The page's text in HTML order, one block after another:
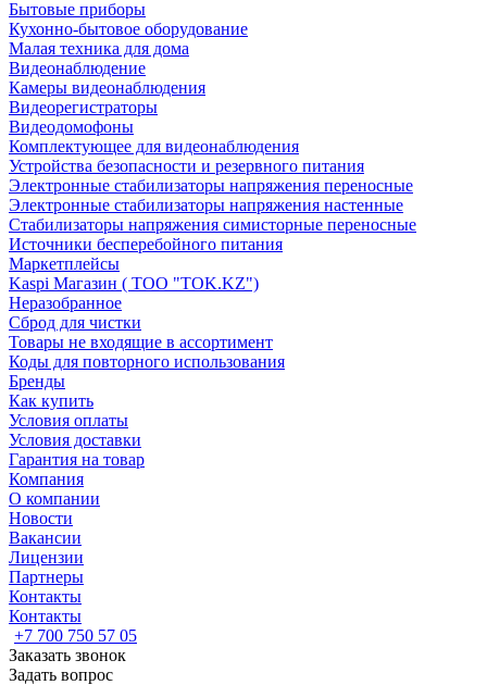
Бытовые приборы
Кухонно-бытовое оборудование
Малая техника для дома
Видеонаблюдение
Камеры видеонаблюдения
Видеорегистраторы
Видеодомофоны
Комплектующее для видеонаблюдения
Устройства безопасности и резервного питания
Электронные стабилизаторы напряжения переносные
Электронные стабилизаторы напряжения настенные
Стабилизаторы напряжения симисторные переносные
Источники бесперебойного питания
Маркетплейсы
Kaspi Магазин ( ТОО "TOK.KZ")
Неразобранное
Сброд для чистки
Товары не входящие в ассортимент
Коды для повторного использования
Бренды
Как купить
Условия оплаты
Условия доставки
Гарантия на товар
Компания
О компании
Новости
Вакансии
Лицензии
Партнеры
Контакты
Контакты
+7 700 750 57 05
Заказать звонок
Задать вопрос